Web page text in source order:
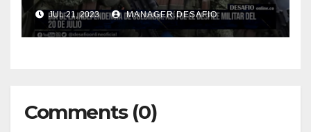
JUL 21, 2023 MANAGER.DESAFIO
Comments (0)